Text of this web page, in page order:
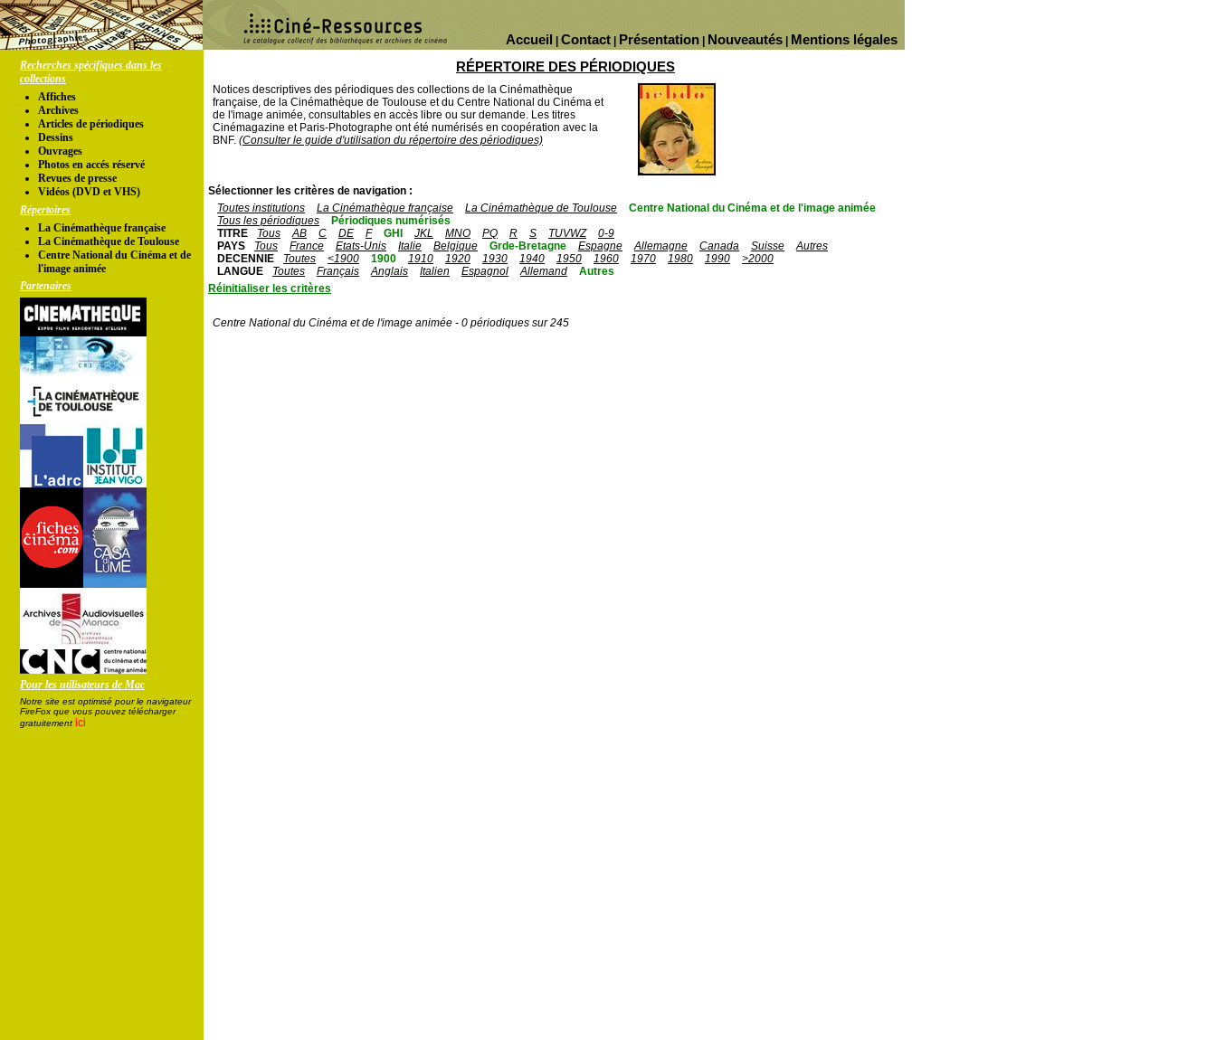
Mentions légales
Nouveautés
Présentation
Contact
Accueil
Recherches spécifiques dans les
collections
Affiches
Archives
Articles de périodiques
Dessins
Ouvrages
Photos en accés réservé
Revues de presse
Vidéos (DVD et VHS)
Répertoires
La Cinémathèque française
La Cinémathèque de Toulouse
Centre National du Cinéma et de
l'image animée
Partenaires
Pour les utilisateurs de Mac
Notre site est optimisé pour le navigateur
FireFox que vous pouvez télécharger
gratuitement ici
RÉPERTOIRE DES PÉRIODIQUES
Notices descriptives des périodiques des collections de la Cinémathèque
française, de la Cinémathèque de Toulouse et du Centre National du Cinéma et
de l'image animée, consultables en accès libre ou sur demande. Les titres
Cinémagazine et Paris-Photographe ont été numérisés en coopération avec la
BNF. (Consulter le guide d'utilisation du répertoire des périodiques)
Sélectionner les critères de navigation :
Toutes institutions
La Cinémathèque française La Cinémathèque de Toulouse
Centre National du Cinéma et de l'image animée
Tous les périodiques
Périodiques numérisés
TITRE
Tous AB C DE F GHI JKL MNO PQ R S TUVWZ
0-9
PAYS
Tous France Etats-Unis Italie Belgique Grde-Bretagne Espagne Allemagne Canada Suisse
Autres
DECENNIE
Toutes <1900 1900 1910 1920 1930 1940 1950 1960 1970 1980 1990
>2000
LANGUE
Toutes Français Anglais Italien Espagnol Allemand
Autres
Réinitialiser les critères
Centre National du Cinéma et de l'image animée - 0 périodiques sur 245